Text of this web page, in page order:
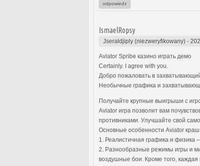
odpowiedz
IsmaelRopsy
Jseraldjiply (niezweryfikowany) -
Aviator Spribe казино играть демо
Certainly. I agree with you.
Добро пожаловать в
Необычные графика и
Получайте крупные выигрыши с
Aviator игра позволит вам
противниками. Улучшайте свой
Основные особенности Aviator
1. Реалистичная графика и физика
2. Разнообразные режимы игры и
воздушные бои. Кроме того, каждая